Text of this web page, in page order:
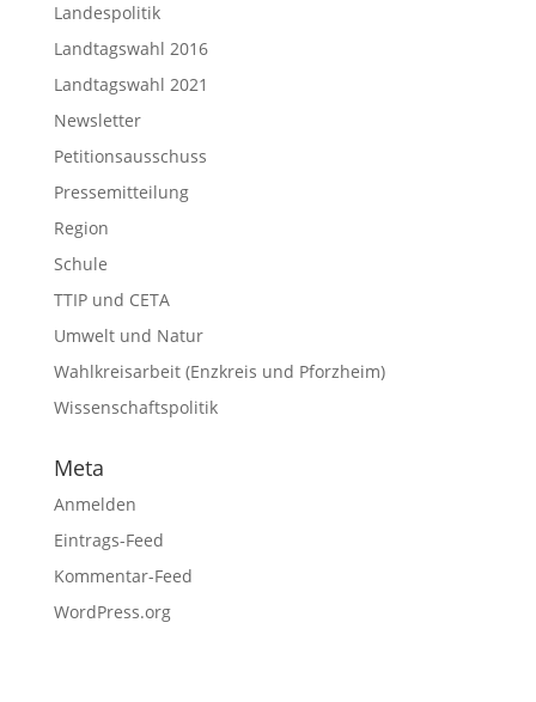
Landespolitik
Landtagswahl 2016
Landtagswahl 2021
Newsletter
Petitionsausschuss
Pressemitteilung
Region
Schule
TTIP und CETA
Umwelt und Natur
Wahlkreisarbeit (Enzkreis und Pforzheim)
Wissenschaftspolitik
Meta
Anmelden
Eintrags-Feed
Kommentar-Feed
WordPress.org